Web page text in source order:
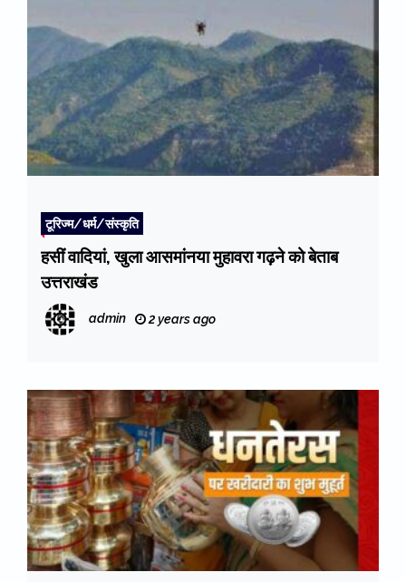
टूरिज्म/धर्म/संस्कृति
हसीं वादियां, खुला आसमांनया मुहावरा गढ़ने को बेताब
उत्तराखंड
admin 2 years ago